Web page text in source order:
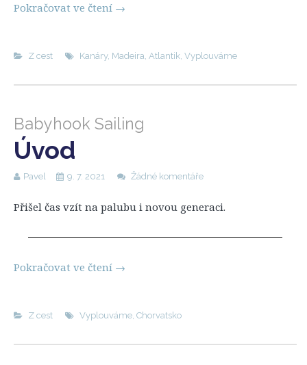
Pokračovat ve čtení →
Z cest Kanáry, Madeira, Atlantik, Vyplouváme
Babyhook Sailing
Úvod
Pavel 9. 7. 2021 Žádné komentáře
Přišel čas vzít na palubu i novou generaci.
Pokračovat ve čtení →
Z cest Vyplouváme, Chorvatsko